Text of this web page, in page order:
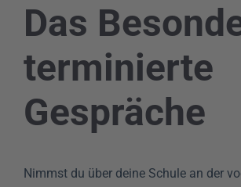
Das
terminierte
Gespräche
Nimmst du über deine Schule an der